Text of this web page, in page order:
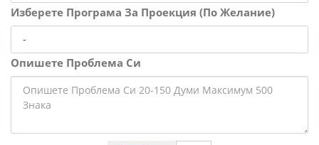
Изберете Програма За Проекция (По Желание)
Опишете Проблема Си